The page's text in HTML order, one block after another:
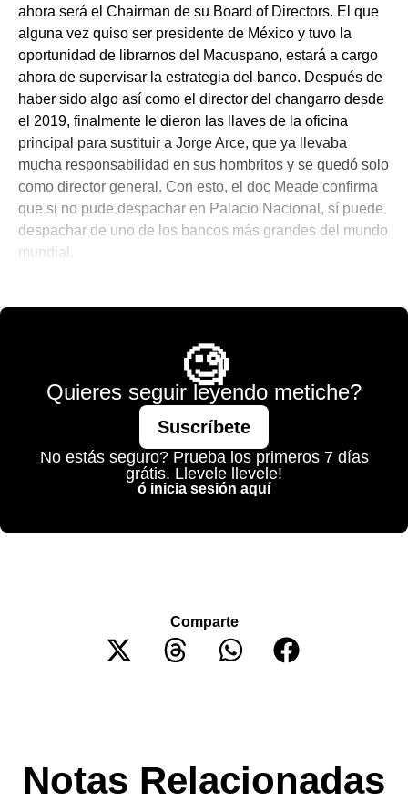
ahora será el Chairman de su Board of Directors. El que
alguna vez quiso ser presidente de México y tuvo la
oportunidad de librarnos del Macuspano, estará a cargo
ahora de supervisar la estrategia del banco. Después de
haber sido algo así como el director del changarro desde
el 2019, finalmente le dieron las llaves de la oficina
principal para sustituir a Jorge Arce, que ya llevaba
mucha responsabilidad en sus hombritos y se quedó solo
como director general. Con esto, el doc Meade confirma
que si no pude despachar en Palacio Nacional, sí puede
despachar de uno de los bancos más grandes del mundo
mundial.
🧐
Quieres seguir leyendo metiche?
Suscríbete
No estás seguro? Prueba los primeros 7 días
grátis. Llevele llevele!
ó inicia sesión aquí
Comparte
Notas Relacionadas